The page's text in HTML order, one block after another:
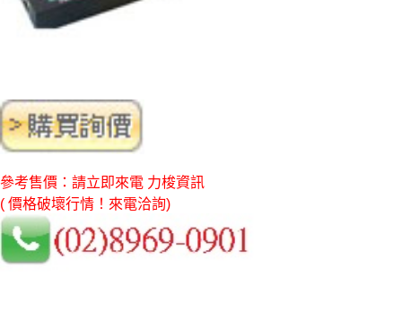
參考售價：請立即來電 力梭資訊
( 價格破壞行情！來電洽詢)